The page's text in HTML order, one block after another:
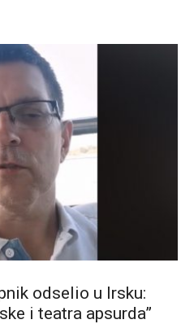
odselio u Irsku:
i teatra apsurda”